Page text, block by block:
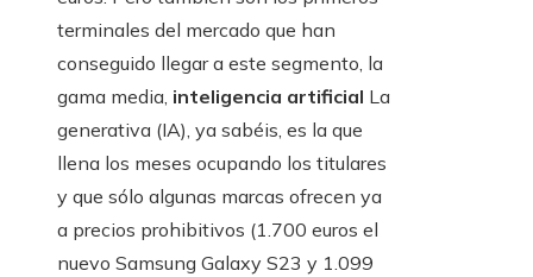
terminales del mercado que han
conseguido llegar a este segmento, la
gama media, inteligencia artificial La
generativa (IA), ya sabéis, es la que
llena los meses ocupando los titulares
y que sólo algunas marcas ofrecen ya
a precios prohibitivos (1.700 euros el
nuevo Samsung Galaxy S23 y 1.099